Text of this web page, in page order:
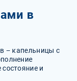
в
– капельницы с
и